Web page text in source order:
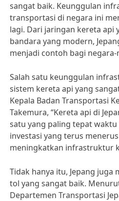
sangat baik. Keunggulan
transportasi di negara ini
lagi. Dari jaringan kereta api
bandara yang modern,
menjadi contoh bagi negara-
Salah satu keunggulan
sistem kereta api yang
Kepala Badan Transportasi
Takemura, “Kereta api di
satu yang paling tepat
investasi yang terus
meningkatkan infrastruktur
Tidak hanya itu, Jepang juga
tol yang sangat baik.
Departemen Transportasi